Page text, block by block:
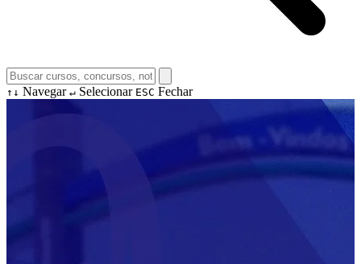
↑↓ Navegar ↵ Selecionar ESC Fechar